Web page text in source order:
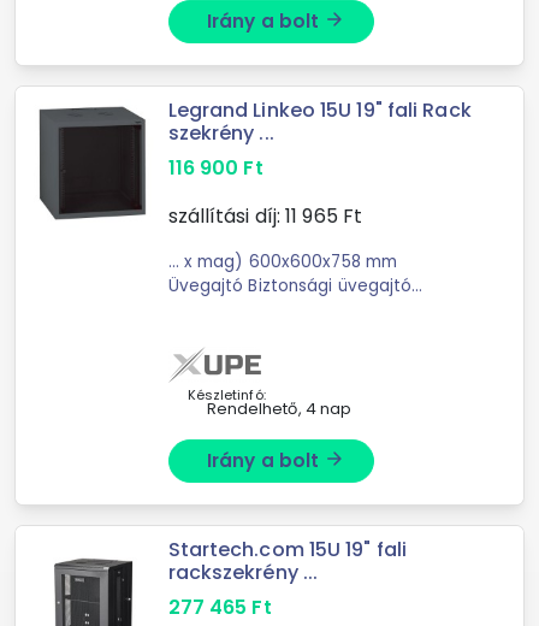
Irány a bolt arrow_forward
Legrand Linkeo 15U 19" fali Rack
szekrény ...
116 900 Ft
szállítási díj: 11 965Ft
... x mag) 600x600x758 mm
Üvegajtó Biztonsági üvegajtó
Készletinfó:
Rendelhető, 4 nap
Irány a bolt arrow_forward
Startech.com 15U 19" fali
rackszekrény ...
277 465 Ft